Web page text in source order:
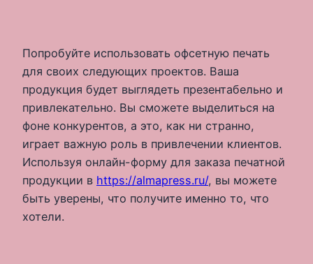
Попробуйте использовать офсетную печать
для своих следующих проектов. Ваша
продукция будет выглядеть презентабельно и
привлекательно. Вы сможете выделиться на
фоне конкурентов, а это, как ни странно,
играет важную роль в привлечении клиентов.
Используя онлайн-форму для заказа печатной
продукции в https://almapress.ru/, вы можете
быть уверены, что получите именно то, что
хотели.